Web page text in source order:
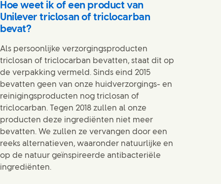
Hoe weet ik of een product van
Unilever triclosan of triclocarban
bevat?
Als persoonlijke verzorgingsproducten
triclosan of triclocarban bevatten, staat dit op
de verpakking vermeld. Sinds eind 2015
bevatten geen van onze huidverzorgings- en
reinigingsproducten nog triclosan of
triclocarban. Tegen 2018 zullen al onze
producten deze ingrediënten niet meer
bevatten. We zullen ze vervangen door een
reeks alternatieven, waaronder natuurlijke en
op de natuur geïnspireerde antibacteriële
ingrediënten.